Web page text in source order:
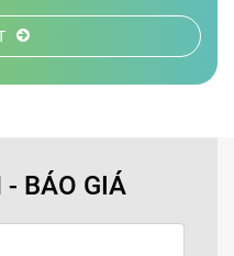
BÁO GIÁ